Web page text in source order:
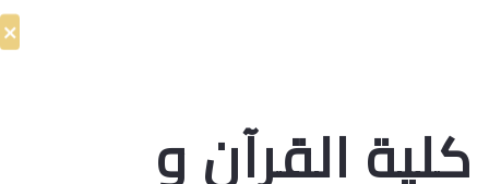
كلية القرآن و